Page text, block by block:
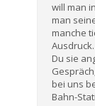
will man
man
manche
Du sie
bei uns
Bahn-